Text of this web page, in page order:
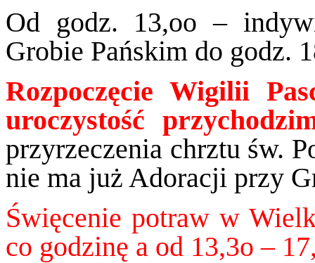
Od godz. 13,oo –
Grobie Pańskim do godz.
Rozpoczęcie Wigilii
uroczystość
przyrzeczenia chrztu św.
nie ma już Adoracji przy
Święcenie potraw w
co godzinę a od 13,3o –